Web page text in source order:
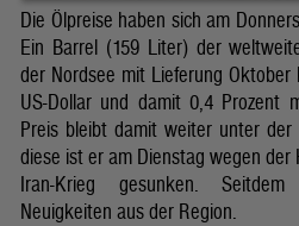
Die Ölpreise haben sich am
Ein Barrel (159 Liter) der
der Nordsee mit Lieferung
US-Dollar und damit 0,4 Prozent
Preis bleibt damit weiter unter
diese ist er am Dienstag wegen der
Iran-Krieg gesunken.
Neuigkeiten aus der Region.